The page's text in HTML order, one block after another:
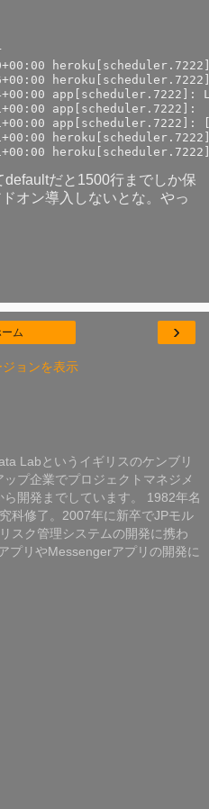
app[scheduler.7222]:
だと1500行までしか保
オン導入しないとな。やっ
›
ム
ョンを表示
Labというイギリスのケンブリ
プ企業でプロジェクトマネジメ
ら開発までしています。 1982年名
科修了。2007年に新卒でJPモル
スク管理システムの開発に携わ
プリやMessengerアプリの開発に